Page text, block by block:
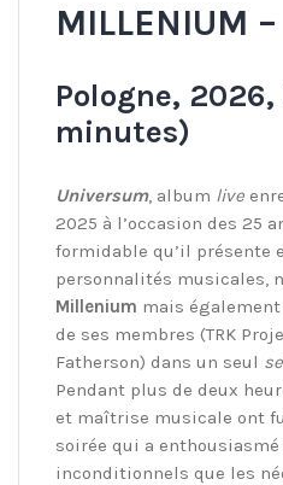
MILLENIUM –
Pologne,
minutes)
Universum, album live
2025 à l’occasion des 25
formidable qu’il présente
personnalités musicales,
Millenium mais
de ses membres (TRK
Fatherson) dans un seul
Pendant plus de deux
et maîtrise musicale ont
soirée qui a
inconditionnels que les